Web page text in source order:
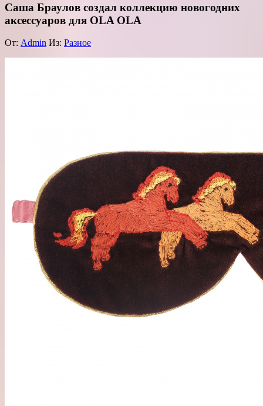
Саша Браулов создал коллекцию новогодних
аксессуаров для OLA OLA
От: Admin Из: Разное